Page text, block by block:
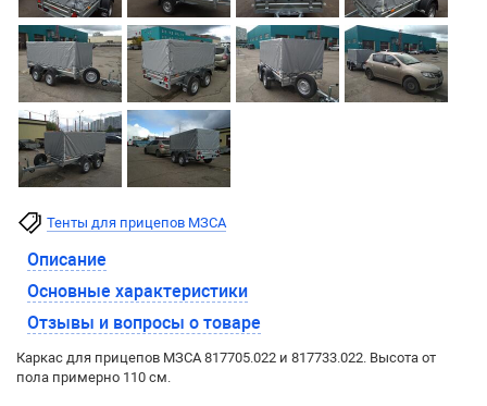
Тенты для прицепов МЗСА
Описание
Основные характеристики
Отзывы и вопросы о товаре
Каркас для прицепов МЗСА 817705.022 и 817733.022. Высота от
пола примерно 110 см.